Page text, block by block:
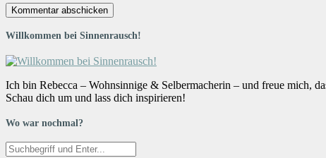
Willkommen bei Sinnenrausch!
Ich bin Rebecca – Wohnsinnige & Selbermacherin – und freue mich,
Schau dich um und lass dich inspirieren!
Wo war nochmal?